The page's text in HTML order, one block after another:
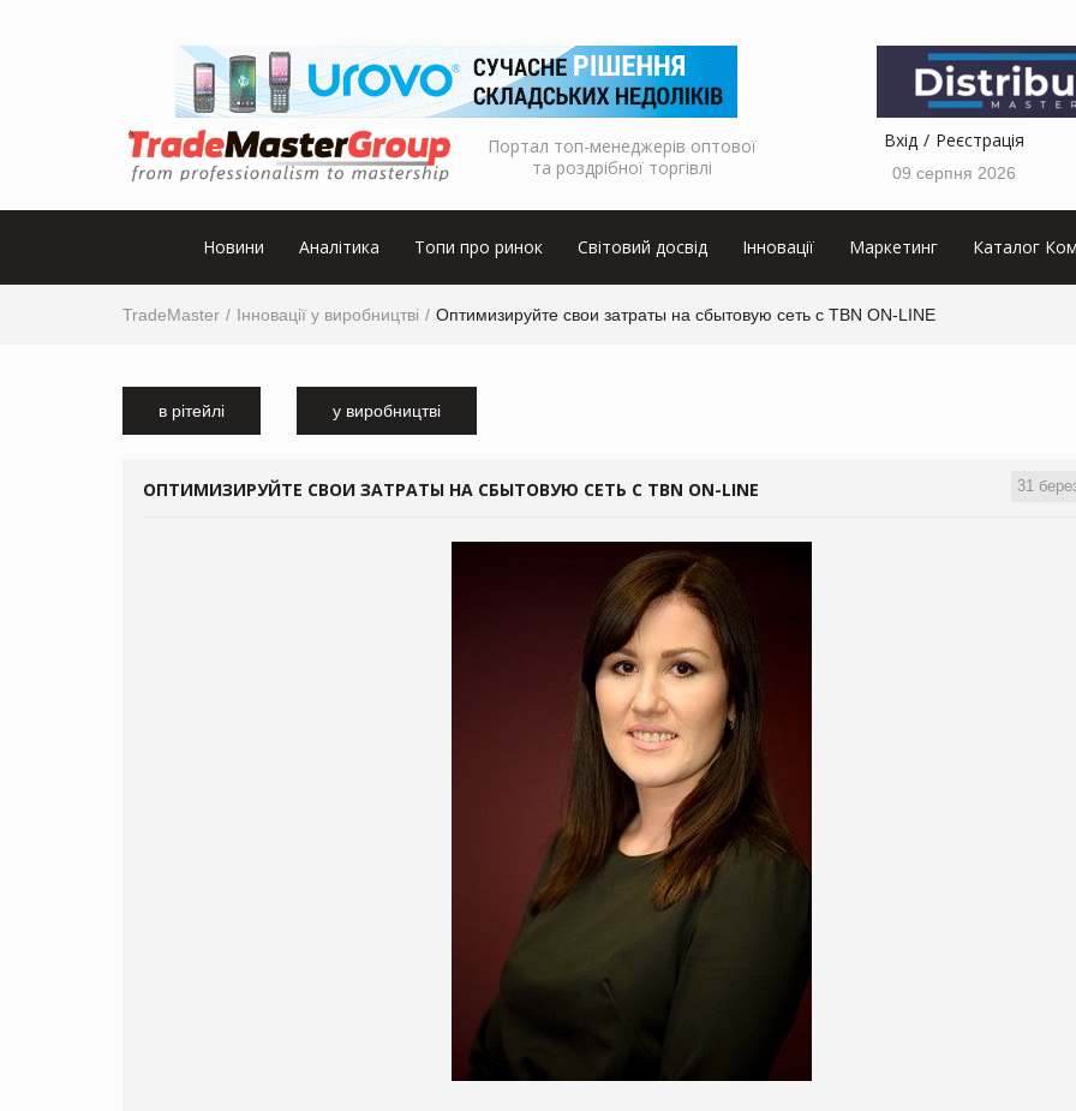
Портал топ-менеджерів оптової
та роздрібної торгівлі
Вхід Реєстрація
09 серпня 2026
Новини Аналітика Топи про ринок Світовий досвід Інновації Маркетинг Каталог
TradeMaster Інновації у виробництві Оптимизируйте свои затраты на сбытовую сеть с TBN ON-LINE
в рітейлі у виробництві
31
ОПТИМИЗИРУЙТЕ СВОИ ЗАТРАТЫ НА СБЫТОВУЮ СЕТЬ С TBN ON-LINE